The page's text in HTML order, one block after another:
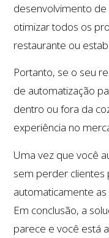
desenvolvimento
otimizar todos os
restaurante ou
Portanto, se o seu
de automatização
dentro ou fora da
experiência no
Uma vez que você
sem perder clientes
automaticamente
Em conclusão, a
parece e você está